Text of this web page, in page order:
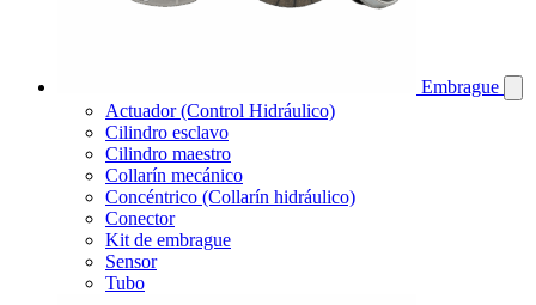
Embrague
Actuador (Control Hidráulico)
Cilindro esclavo
Cilindro maestro
Collarín mecánico
Concéntrico (Collarín hidráulico)
Conector
Kit de embrague
Sensor
Tubo